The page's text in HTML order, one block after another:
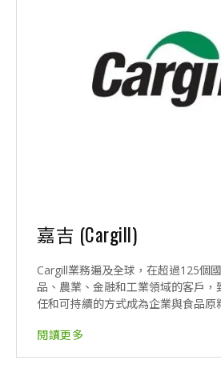
嘉吉 (Cargill)
Cargill業務遍及全球，在超過125個
品、農業、金融和工業領域的客戶，
任和可持續的方式成為企業與食品原
閱讀更多